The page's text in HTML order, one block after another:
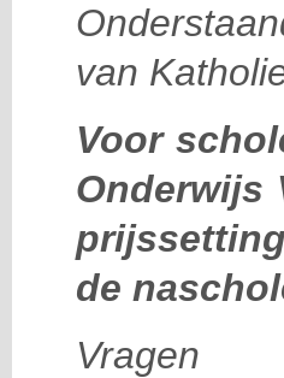
van
Voor
Onderwijs
de